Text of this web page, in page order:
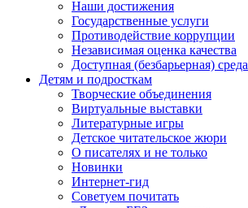
Наши достижения
Государственные услуги
Противодействие коррупции
Независимая оценка качества
Доступная (безбарьерная) среда
Детям и подросткам
Творческие объединения
Виртуальные выставки
Литературные игры
Детское читательское жюри
О писателях и не только
Новинки
Интернет-гид
Советуем почитать